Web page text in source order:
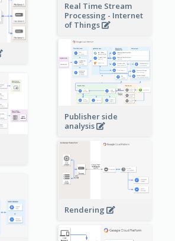
Real Time Stream
Processing - Internet
of Things
Publisher side
analysis
Rendering